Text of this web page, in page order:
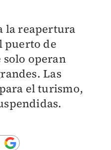
la reapertura
puerto de
operan
Las
el turismo,